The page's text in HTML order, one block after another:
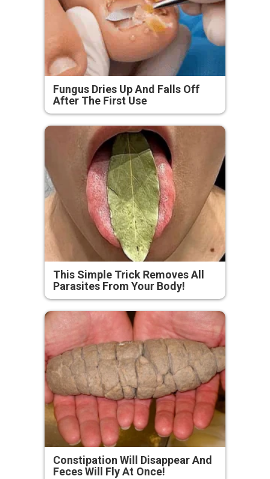
Fungus Dries Up And Falls Off
After The First Use
This Simple Trick Removes All
Parasites From Your Body!
Constipation Will Disappear And
Feces Will Fly At Once!